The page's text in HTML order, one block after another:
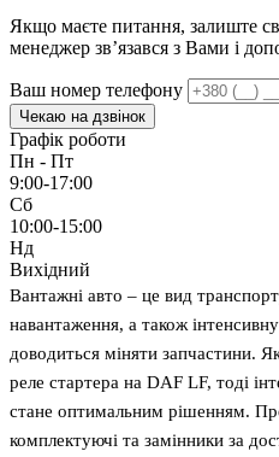
Якщо маєте питання, залиште
менеджер звʼязався з Вами і
Ваш номер телефону
Чекаю на дзвінок
Графік роботи
Пн - Пт
9:00-17:00
Сб
10:00-15:00
Нд
Вихідний
Вантажні авто – це вид
навантаження, а також
доводиться міняти запчастини.
реле стартера на DAF LF, тоді
стане оптимальним рішенням.
комплектуючі та замінники за